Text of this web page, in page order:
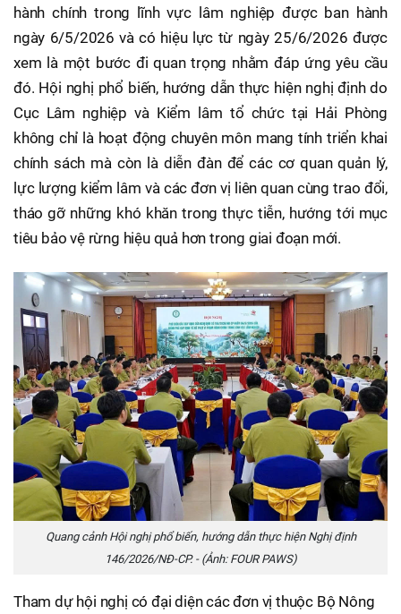
hành chính trong lĩnh vực lâm nghiệp được ban hành
ngày 6/5/2026 và có hiệu lực từ ngày 25/6/2026 được
xem là một bước đi quan trọng nhằm đáp ứng yêu cầu
đó. Hội nghị phổ biến, hướng dẫn thực hiện nghị định do
Cục Lâm nghiệp và Kiểm lâm tổ chức tại Hải Phòng
không chỉ là hoạt động chuyên môn mang tính triển khai
chính sách mà còn là diễn đàn để các cơ quan quản lý,
lực lượng kiểm lâm và các đơn vị liên quan cùng trao đổi,
tháo gỡ những khó khăn trong thực tiễn, hướng tới mục
tiêu bảo vệ rừng hiệu quả hơn trong giai đoạn mới.
Quang cảnh Hội nghị phổ biến, hướng dẫn thực hiện Nghị định
146/2026/NĐ-CP. - (Ảnh: FOUR PAWS)
Tham dự hội nghị có đại diện các đơn vị thuộc Bộ Nông